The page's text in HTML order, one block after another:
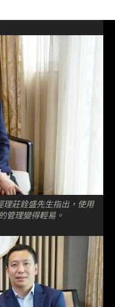
莊銓盛先生指出，使用
管理變得輕易。